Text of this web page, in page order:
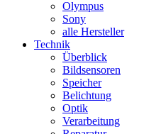
Olympus
Sony
alle Hersteller
Technik
Überblick
Bildsensoren
Speicher
Belichtung
Optik
Verarbeitung